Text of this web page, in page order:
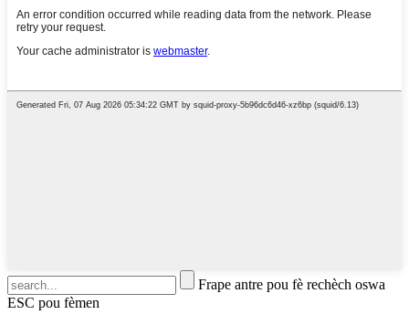
Frape antre pou fè rechèch oswa
ESC pou fèmen